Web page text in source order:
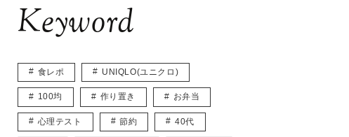
Keyword
食レポ UNIQLO(ユニクロ)
100均 作り置き お弁当
心理テスト 節約 40代